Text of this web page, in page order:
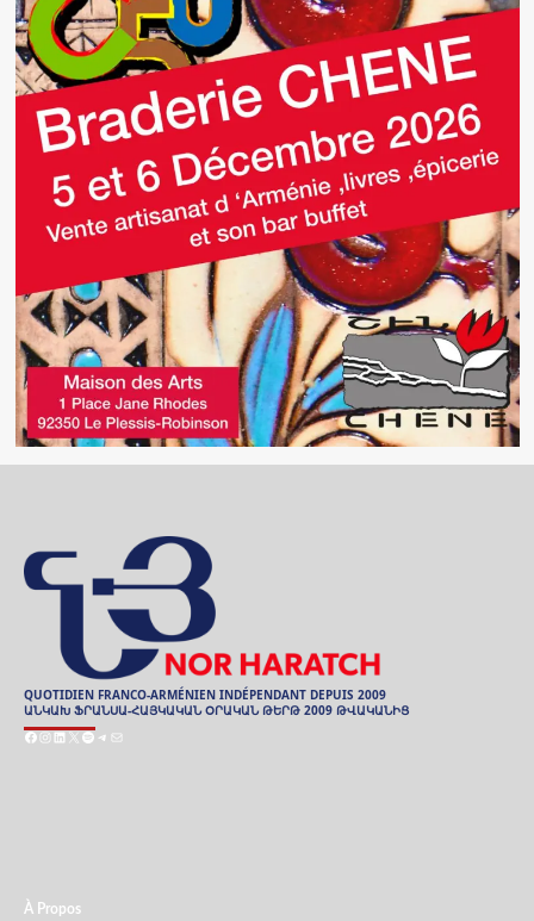
QUOTIDIEN FRANCO-ARMÉNIEN INDÉPENDANT DEPUIS 2009
ԱՆԿԱԽ ՖՐԱՆՍԱ-ՀԱՅԿԱԿԱՆ ՕՐԱԿԱՆ ԹԵՐԹ 2009 ԹՎԱԿԱՆԻՑ
Facebook
Instagram
LinkedIn
X SpotifyTelegram
À Propos